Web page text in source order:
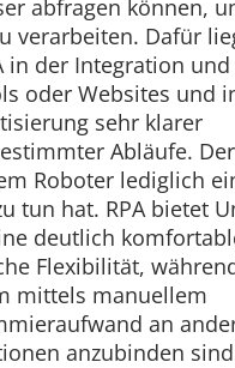
abfragen können,
verarbeiten. Dafür
in der Integration
oder Websites und
sehr klarer
Abläufe.
Roboter lediglich
tun hat. RPA bietet
deutlich
Flexibilität,
mittels manuellem
an
anzubinden